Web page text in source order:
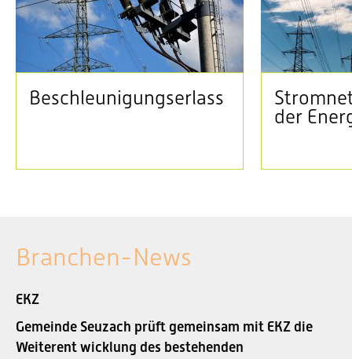
Beschleunigungserlass
der
Branchen-News
EKZ
Gemeinde Seuzach prüft gemeinsam mit EKZ die
Weiterent wicklung des bestehenden